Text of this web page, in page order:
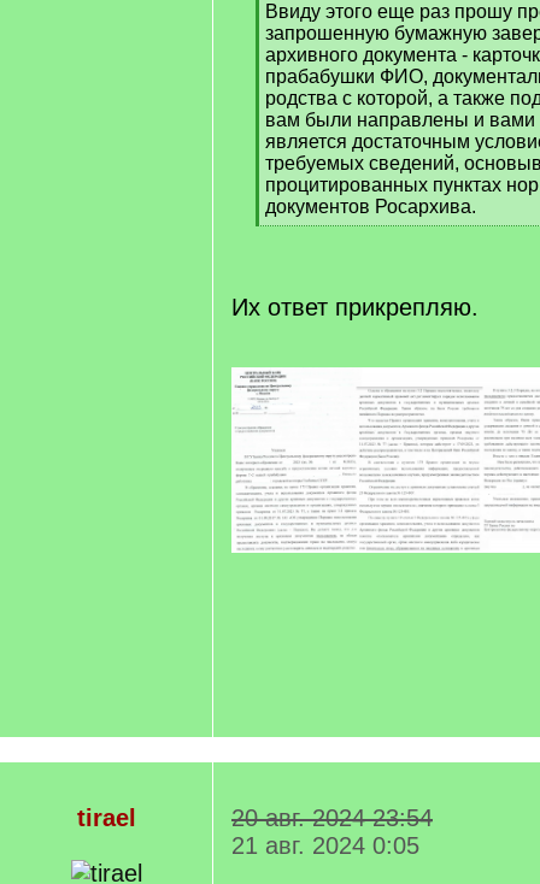
Ввиду этого еще раз прошу
запрошенную бумажную
архивного документа -
прабабушки ФИО,
родства с которой, а также
вам были направлены и вами
является достаточным
требуемых сведений,
процитированных пунктах
документов Росархива.
[
Их ответ прикрепляю.
tirael
20 авг. 2024 23:54
21 авг. 2024 0:05